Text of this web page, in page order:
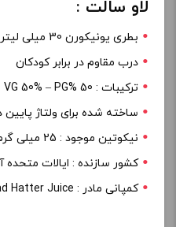
لاو سالت :
بطری یونیکورن 30 میلی لیتری
درب مقاوم در برابر کودکان
ترکیبات : 50 %VG 50% – PG
ساخته شده برای ولتاژ
نیکوتین موجود : 25 میلی گرم، 50 میلی گرم
کشور سازنده : ایالات متحده
کمپانی مادر : Mad Hatter Juice